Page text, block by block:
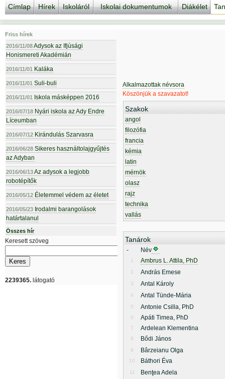
Címlap Hírek Iskoláról Iskolai dokumentumok Diákélet
Friss hírek
2016/11/08Adysok az Ifjúsági
Honismereti Akadémián
2016/11/01 Kaláka
2016/11/01 Suli-buli
2016/11/01 Iskola másképpen 2016
2016/07/18 Nyári iskola az Ady Endre
Líceumban
2016/07/12 Kirándulás Szarvasra
2016/06/28 Sikeres használtolajgyűjtés
az Adyban
2016/06/13Az adysok a legjobb
robotépítők
2016/05/12 Életemmel védem az életet
2016/05/23 Irodalmi barangolások
határtalanul
Összes hír
Keresett szöveg
2239365. látogató
Alkalmazottak névsora
Köszönjük a szavazatot!
Szakok
angol
filozófia
francia
kémia
latin
mérnök
olasz
rajz
technika
vallás
Tanárok
- Név
1 Ambrus L. Attila, PhD
2 András Emese
3 Antal Károly
4 Antal Tünde-Mária
5 Antonie Csilla, PhD
6 Apáti Timea, PhD
7 Ardelean Klementina
8 Bődi János
9 Bârzeianu Olga
10 Báthori Éva
11 Benţea Adela